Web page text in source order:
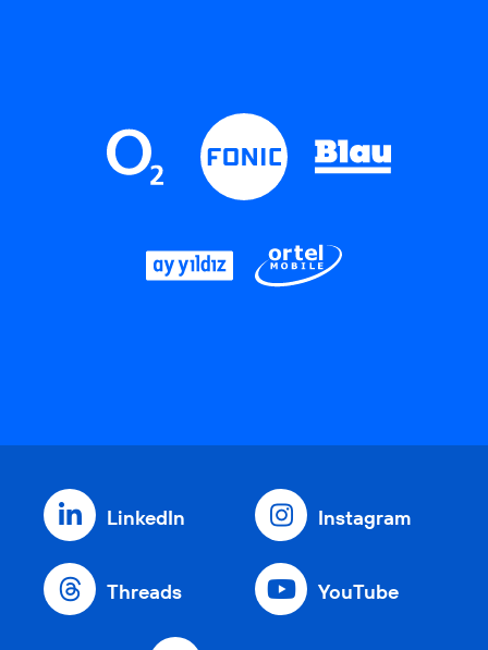
LinkedIn Instagram
Threads YouTube